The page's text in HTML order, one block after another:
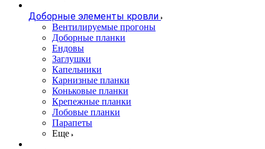
Доборные элементы кровли
Вентилируемые прогоны
Доборные планки
Ендовы
Заглушки
Капельники
Карнизные планки
Коньковые планки
Крепежные планки
Лобовые планки
Парапеты
Еще